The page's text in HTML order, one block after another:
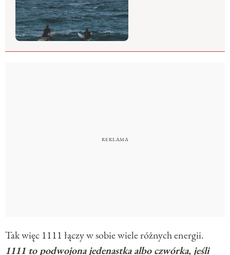
Tak więc 1111 łączy w sobie wiele różnych energii.
1111 to podwojona jedenastka albo czwórka, jeśli